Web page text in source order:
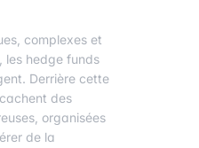
complexes et
les hedge funds
Derrière cette
des
organisées
de la